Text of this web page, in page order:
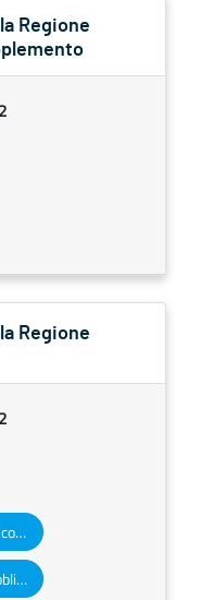
Regione
Regione
Determinazioni dirigenziali aventi contenuto di interesse generale
Atti degli enti locali e degli enti pubblici e privati